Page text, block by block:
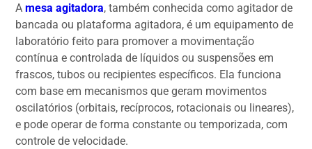
Amesa agitadora, também conhecida como agitador de
bancada ou plataforma agitadora, é um equipamento de
laboratório feito para promover a movimentação
contínua e controlada de líquidos ou suspensões em
frascos, tubos ou recipientes específicos. Ela funciona
com base em mecanismos que geram movimentos
oscilatórios (orbitais, recíprocos, rotacionais ou lineares),
e pode operar de forma constante ou temporizada, com
controle de velocidade.